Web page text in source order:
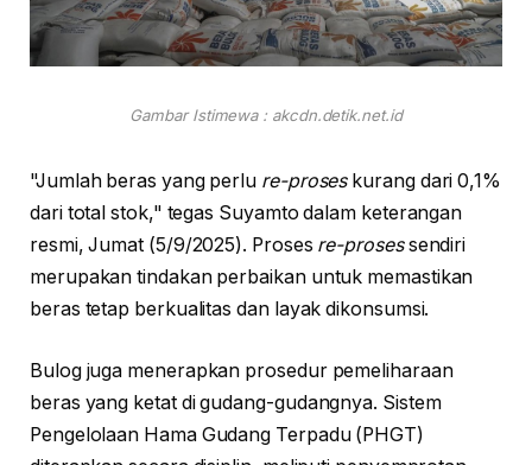
Gambar Istimewa : akcdn.detik.net.id
"Jumlah beras yang perlu re-proseskurang dari 0,1%
dari total stok," tegas Suyamto dalam keterangan
resmi, Jumat (5/9/2025). Proses re-prosessendiri
merupakan tindakan perbaikan untuk memastikan
beras tetap berkualitas dan layak dikonsumsi.
Bulog juga menerapkan prosedur pemeliharaan
beras yang ketat di gudang-gudangnya. Sistem
Pengelolaan Hama Gudang Terpadu (PHGT)